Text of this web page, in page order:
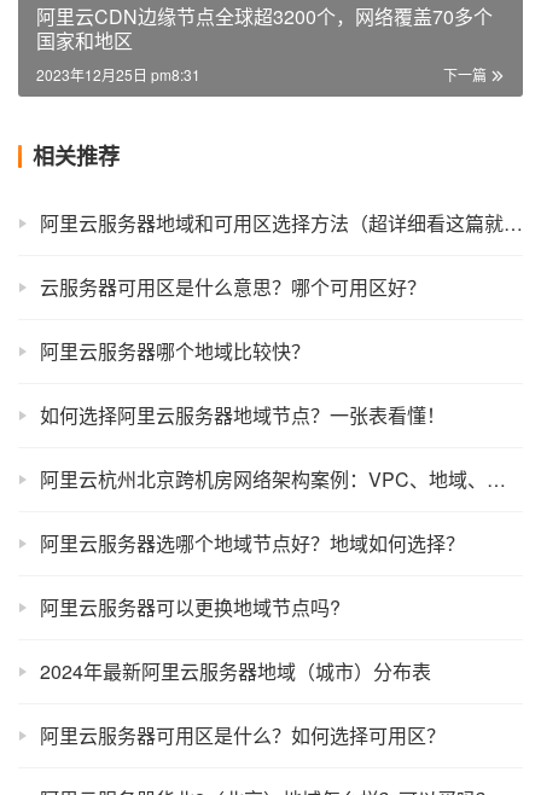
阿里云CDN边缘节点全球超3200个，网络覆盖70多个
国家和地区
下一篇
2023年12月25日 pm8:31
相关推荐
阿里云服务器地域和可用区选择方法（超详细看这篇就够了）
云服务器可用区是什么意思？哪个可用区好？
阿里云服务器哪个地域比较快？
如何选择阿里云服务器地域节点？一张表看懂！
阿里云杭州北京跨机房网络架构案例：VPC、地域、安全组及ACL规划设置
阿里云服务器选哪个地域节点好？地域如何选择？
阿里云服务器可以更换地域节点吗?
2024年最新阿里云服务器地域（城市）分布表
阿里云服务器可用区是什么？如何选择可用区？